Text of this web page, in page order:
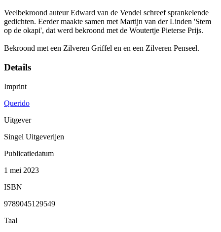
Veelbekroond auteur Edward van de Vendel schreef sprankelende
gedichten. Eerder maakte samen met Martijn van der Linden 'Stem
op de okapi', dat werd bekroond met de Woutertje Pieterse Prijs.
Bekroond met een Zilveren Griffel en en een Zilveren Penseel.
Details
Imprint
Querido
Uitgever
Singel Uitgeverijen
Publicatiedatum
1 mei 2023
ISBN
9789045129549
Taal